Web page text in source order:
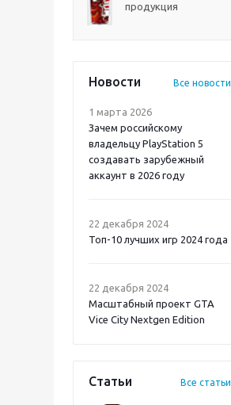
продукция
Новости Все новости
1 марта 2026
Зачем российскому
владельцу PlayStation 5
создавать зарубежный
аккаунт в 2026 году
22 декабря 2024
Топ-10 лучших игр 2024 года
22 декабря 2024
Масштабный проект GTA
Vice City Nextgen Edition
Статьи Все статьи